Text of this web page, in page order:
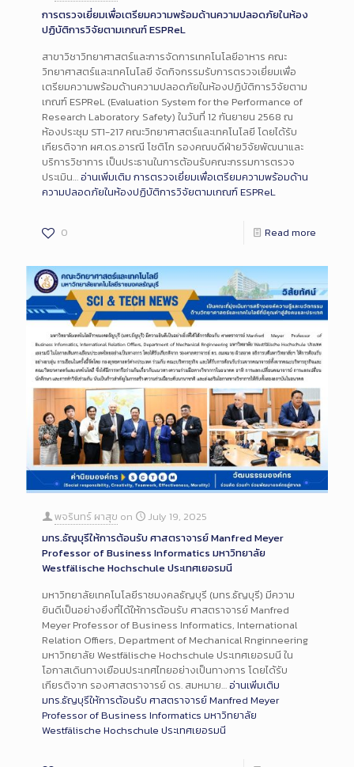
การตรวจเยี่ยมเพื่อเตรียมความพร้อมด้านความปลอดภัยในห้อง
ปฏิบัติการวิจัยตามเกณฑ์ ESPReL
สาขาวิชาวิทยาศาสตร์และการจัดการเทคโนโลยีอาหาร คณะ
วิทยาศาสตร์และเทคโนโลยี จัดกิจกรรมรับการตรวจเยี่ยมเพื่อ
เตรียมความพร้อมด้านความปลอดภัยในห้องปฏิบัติการวิจัยตาม
เกณฑ์ ESPReL (Evaluation System for the Performance of
Research Laboratory Safety) ในวันที่ 12 กันยายน 2568 ณ
ห้องประชุม ST1-217 คณะวิทยาศาสตร์และเทคโนโลยี โดยได้รับ
เกียรติจาก ผศ.ดร.อารณี โชติโก รองคณบดีฝ่ายวิจัยพัฒนาและ
บริการวิชาการ เป็นประธานในการต้อนรับคณะกรรมการตรวจ
ประเมิน…อ่านเพิ่มเติม การตรวจเยี่ยมเพื่อเตรียมความพร้อมด้าน
ความปลอดภัยในห้องปฏิบัติการวิจัยตามเกณฑ์ ESPReL
0 Read more
พจรินทร์ ผาสุข on
July 19, 2025
มทร.ธัญบุรีให้การต้อนรับ ศาสตราจารย์ Manfred Meyer
Professor of Business Informatics มหาวิทยาลัย
Westfälische Hochschule ประเทศเยอรมนี
มหาวิทยาลัยเทคโนโลยีราชมงคลธัญบุรี (มทร.ธัญบุรี) มีความ
ยินดีเป็นอย่างยิ่งที่ได้ให้การต้อนรับ ศาสตราจารย์ Manfred
Meyer Professor of Business Informatics, International
Relation Offiers, Department of Mechanical Rnginneering
มหาวิทยาลัย Westfälische Hochschule ประเทศเยอรมนี ใน
โอกาสเดินทางเยือนประเทศไทยอย่างเป็นทางการ โดยได้รับ
เกียรติจาก รองศาสตราจารย์ ดร. สมหมาย…อ่านเพิ่มเติม
มทร.ธัญบุรีให้การต้อนรับ ศาสตราจารย์ Manfred Meyer
Professor of Business Informatics มหาวิทยาลัย
Westfälische Hochschule ประเทศเยอรมนี